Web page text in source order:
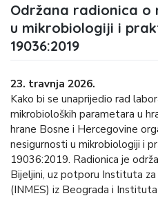
Održana radionica o
u mikrobiologiji i
19036:2019
23. travnja 2026.
Kako bi se unaprijedio rad
mikrobioloških parametara u
hrane Bosne i Hercegovine
nesigurnosti u mikrobiologiji i
19036:2019. Radionica je
Bijeljini, uz potporu Instituta
(INMES) iz Beograda i